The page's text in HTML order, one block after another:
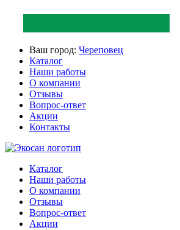
Ваш город: Череповец
Каталог
Наши работы
О компании
Отзывы
Вопрос-ответ
Акции
Контакты
Каталог
Наши работы
О компании
Отзывы
Вопрос-ответ
Акции